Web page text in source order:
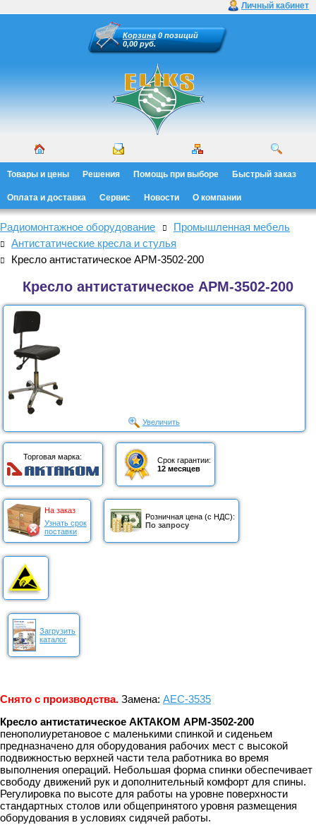
Личный кабинет
Корзина 0 позиций
0,00 руб.
Товары и цены Решения Помощь при выборе Быстрый заказ
Оплата и доставка Сервис Новости О компании
Радиомонтажное оборудование
Промышленная мебель
Антистатические кресла и стулья
Кресло антистатическое АРМ-3502-200
Кресло антистатическое АРМ-3502-200
Увеличить
Торговая марка:
Срок гарантии:
12 месяцев
На заказ
Узнать срок
поставки
Розничная цена (с НДС):
По запросу
Загрузить
каталог
Снято с производства. Замена: АЕС-3535
Кресло антистатическое АКТАКОМ АРМ-3502-200
пенополиуретановое с маленькими спинкой и сиденьем
предназначено для оборудования рабочих мест с высокой
подвижностью верхней части тела работника во время
выполнения операций. Небольшая форма спинки обеспечивает
свободу движений рук и дополнительный комфорт для спины.
Регулировка по высоте для работы на уровне поверхности
стандартных столов или общепринятого уровня размещения
оборудования в условиях сидячей работы.